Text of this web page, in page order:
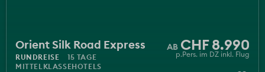
CHF 8.990
p.Pers. im DZ inkl. Flug
Orient Silk Road Express
RUNDREISE
15 TAGE
MITTELKLASSEHOTELS